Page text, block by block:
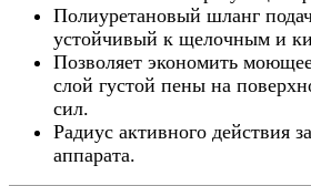
Полиуретановый шланг
устойчивый к щелочным и
Позволяет экономить
слой густой пены на
сил.
Радиус активного действия
аппарата.